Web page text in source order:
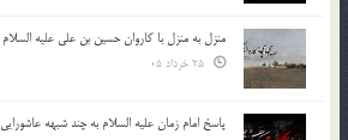
منزل به منزل با کاروان حسین بن علی علیه السلام
پاسخ امام زمان علیه السلام به چند شبهه عاشورایی